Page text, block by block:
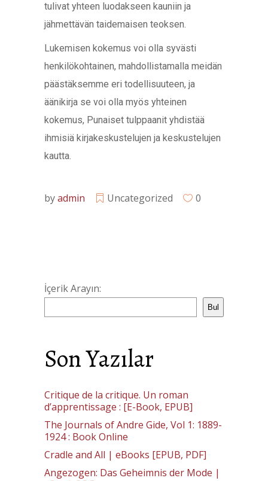
tulivat yhteen luodakseen kauniin ja
jähmettävän taidemaisen teoksen.
Lukemisen kokemus voi olla syvästi
henkilökohtainen, mahdollistamalla meidän
päästäksemme eri todellisuuteen, ja
äänikirja se voi olla myös yhteinen
kokemus, Punaiset tulppaanit yhdistää
ihmisiä kirjakeskustelujen ja keskustelujen
kautta.
byadmin Uncategorized 0
İçerik Arayın:
Bul
Son Yazılar
Critique de la critique. Un roman
d’apprentissage : [E-Book, EPUB]
The Journals of Andre Gide, Vol 1: 1889-
1924 : Book Online
Cradle and All | eBooks [EPUB, PDF]
Angezogen: Das Geheimnis der Mode |